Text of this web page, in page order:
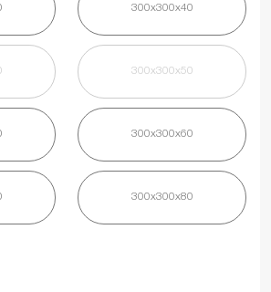
300х300х40
300х300х50
300х300х60
300х300х80